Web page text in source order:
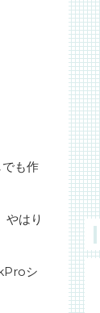
も作
やはり
シ